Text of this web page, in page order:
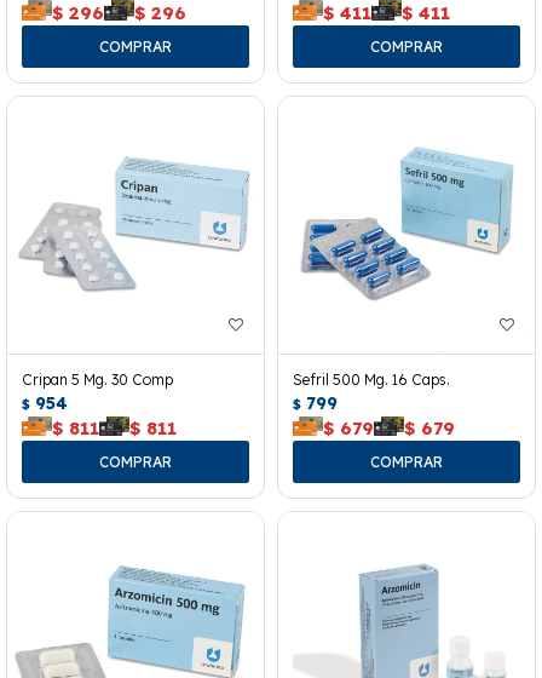
$ 296 $ 296 $ 411 $ 411
Cripan 5 Mg. 30 Comp
$ 954
$ 811 $ 811
Sefril 500 Mg. 16 Caps.
$ 799
$ 679 $ 679